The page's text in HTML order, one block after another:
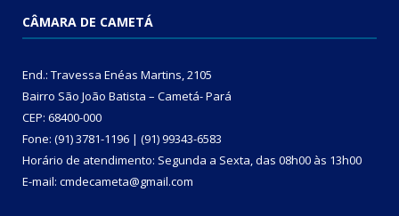
CÂMARA DE CAMETÁ
End.: Travessa Enéas Martins, 2105
Bairro São João Batista – Cametá- Pará
CEP: 68400-000
Fone: (91) 3781-1196 | (91) 99343-6583
Horário de atendimento: Segunda a Sexta, das 08h00 às 13h00
E-mail: cmdecameta@gmail.com